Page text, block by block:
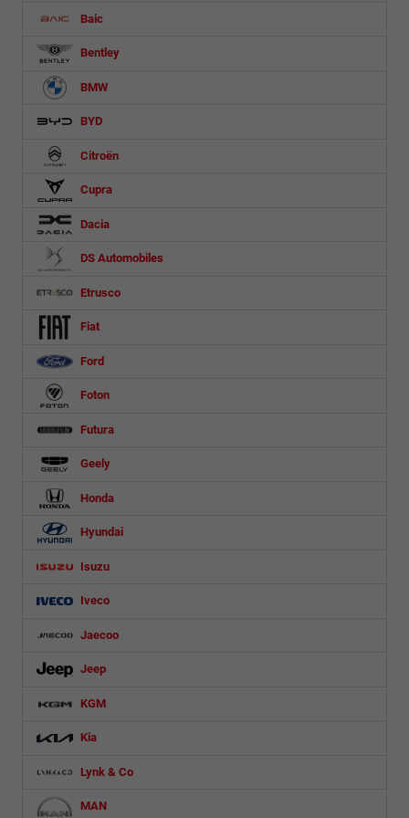
Baic
Bentley
BMW
BYD
Citroën
Cupra
Dacia
DS Automobiles
Etrusco
Fiat
Ford
Foton
Futura
Geely
Honda
Hyundai
Isuzu
Iveco
Jaecoo
Jeep
KGM
Kia
Lynk & Co
MAN